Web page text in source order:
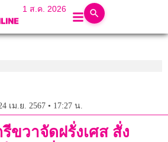
1 ส.ค. 2026
เม.ย. 2567 • 17:27 น.
ขวาจัดฝรั่งเศส สั่ง